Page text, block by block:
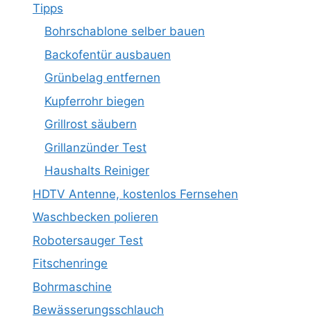
Tipps
Bohrschablone selber bauen
Backofentür ausbauen
Grünbelag entfernen
Kupferrohr biegen
Grillrost säubern
Grillanzünder Test
Haushalts Reiniger
HDTV Antenne, kostenlos Fernsehen
Waschbecken polieren
Robotersauger Test
Fitschenringe
Bohrmaschine
Bewässerungsschlauch